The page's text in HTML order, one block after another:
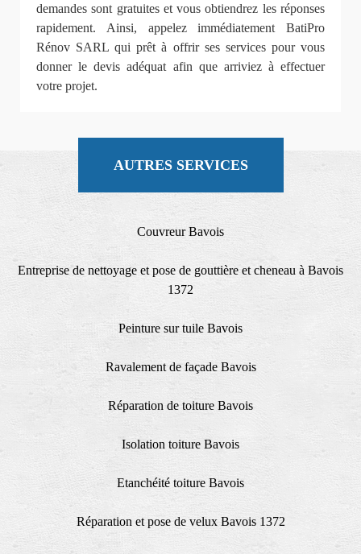
demandes sont gratuites et vous obtiendrez les réponses
rapidement. Ainsi, appelez immédiatement BatiPro
Rénov SARL qui prêt à offrir ses services pour vous
donner le devis adéquat afin que arriviez à effectuer
votre projet.
AUTRES SERVICES
Couvreur Bavois
Entreprise de nettoyage et pose de gouttière et cheneau à Bavois
1372
Peinture sur tuile Bavois
Ravalement de façade Bavois
Réparation de toiture Bavois
Isolation toiture Bavois
Etanchéité toiture Bavois
Réparation et pose de velux Bavois 1372